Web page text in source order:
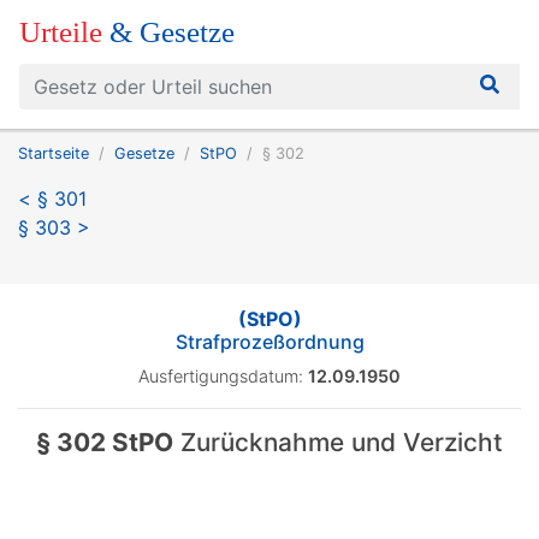
Urteile & Gesetze
Startseite Gesetze StPO § 302
< § 301
§ 303 >
(StPO)
Strafprozeßordnung
Ausfertigungsdatum: 12.09.1950
§ 302 StPO Zurücknahme und Verzicht